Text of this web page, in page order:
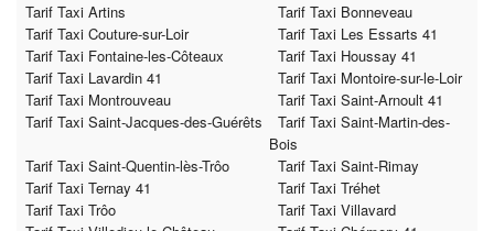
Tarif Taxi Artins
Tarif Taxi Bonneveau
Tarif Taxi Couture-sur-Loir
Tarif Taxi Les Essarts 41
Tarif Taxi Fontaine-les-Côteaux
Tarif Taxi Houssay 41
Tarif Taxi Lavardin 41
Tarif Taxi Montoire-sur-le-Loir
Tarif Taxi Montrouveau
Tarif Taxi Saint-Arnoult 41
Tarif Taxi Saint-Jacques-des-Guérêts
Tarif Taxi Saint-Martin-des-
Bois
Tarif Taxi Saint-Quentin-lès-Trôo
Tarif Taxi Saint-Rimay
Tarif Taxi Ternay 41
Tarif Taxi Tréhet
Tarif Taxi Trôo
Tarif Taxi Villavard